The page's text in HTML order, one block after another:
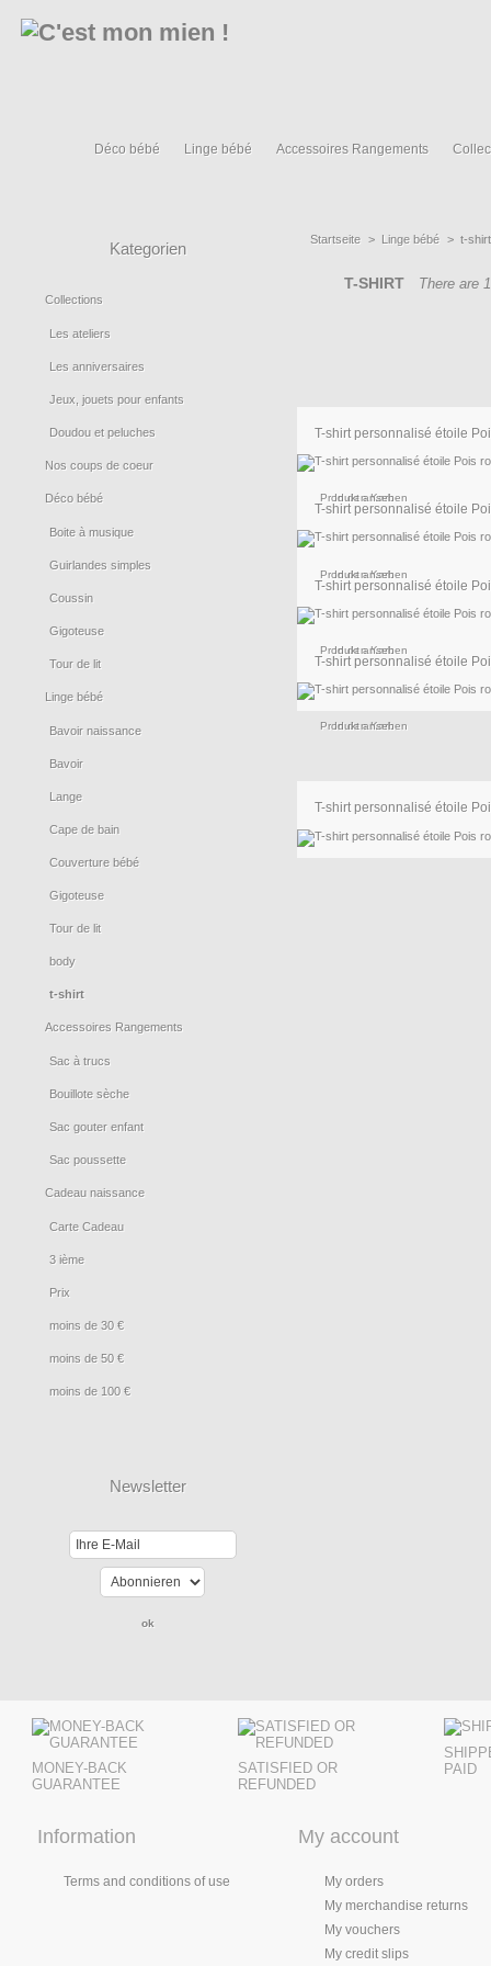
Déco bébé Linge bébé Accessoires Rangements
Kategorien
Collections
Les ateliers
Les anniversaires
Jeux, jouets pour enfants
Doudou et peluches
Nos coups de coeur
Déco bébé
Boite à musique
Guirlandes simples
Coussin
Gigoteuse
Tour de lit
Linge bébé
Bavoir naissance
Bavoir
Lange
Cape de bain
Couverture bébé
Gigoteuse
Tour de lit
body
t-shirt
Accessoires Rangements
Sac à trucs
Bouillote sèche
Sac gouter enfant
Sac poussette
Cadeau naissance
Carte Cadeau
3 ième
Prix
moins de 30 €
moins de 50 €
moins de 100 €
Newsletter
Startseite > Linge bébé > t-shirt
T-SHIRT There are
T-shirt personnalisé étoile
In den Korb
Produkt ansehen
T-shirt personnalisé étoile
In den Korb
Produkt ansehen
T-shirt personnalisé étoile
In den Korb
Produkt ansehen
T-shirt personnalisé étoile
In den Korb
Produkt ansehen
T-shirt personnalisé étoile
MONEY-BACK
GUARANTEE
SATISFIED OR
REFUNDED
PAID
Information
Terms and conditions of use
My account
My orders
My merchandise returns
My vouchers
My credit slips